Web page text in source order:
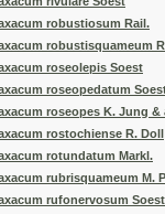
robustiosum Rail.
robustisquameum
roseolepis Soest
roseopedatum
roseopes K. Jung &
rostochiense R. Doll
rotundatum Markl.
rubrisquameum M.
rufonervosum Soest